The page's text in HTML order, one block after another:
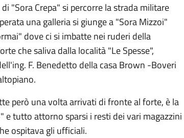
"Sora Crepa" si percorre la strada militare
una galleria si giunge a "Sora Mizzoi"
dove ci si imbatte nei ruderi della
che saliva dalla località "Le Spesse",
F. Benedetto della casa Brown -Boveri
però una volta arrivati di fronte al forte, è la
e tutto attorno sparsi i resti dei vari magazzini
ospitava gli ufficiali.